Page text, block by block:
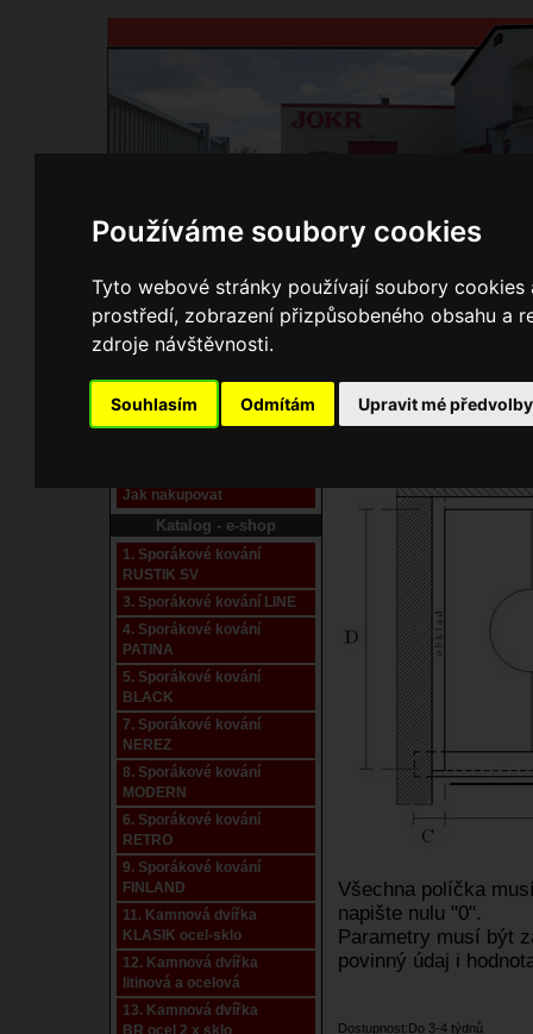
Používáme soubory cookies
Tyto webové stránky používají soubory
prostředí, zobrazení přizpůsobeného obsahu a
zdroje návštěvnosti.
Souhlasím Odmítám Upravit mé předvolby
Domů Kontakty Přihlášení Ke
Pracoviště laser
Nové pracoviště firmy
Jak nakupovat
Katalog - e-shop
1. Sporákové kování
RUSTIK SV
3. Sporákové kování LINE
4. Sporákové kování
PATINA
5. Sporákové kování
BLACK
7. Sporákové kování
NEREZ
8. Sporákové kování
MODERN
6. Sporákové kování
RETRO
9. Sporákové kování
FINLAND
11. Kamnová dvířka
KLASIK ocel-sklo
12. Kamnová dvířka
litinová a ocelová
13. Kamnová dvířka
BR ocel 2 x sklo
E-shop JOKR
0150396 Rám
Všechna políčka
napište nulu "0".
Parametry musí být
povinný údaj i
Dostupnost:Do 3-4 týdnů